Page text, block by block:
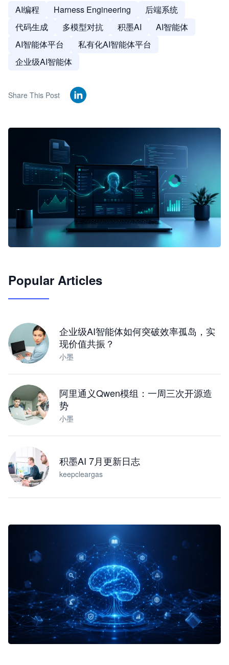
AI编程 Harness Engineering
后端系统
代码生成
多模型对抗 积墨AI
AI智能体
AI智能体平台
私有化AI智能体平台
企业级AI智能体
Share This Post
JimoClaw 桌面 AI Agent 工作台
Popular Articles
企业级AI智能体如何突破效率孤岛，实
现价值共振？
小墨
阿里通义Qwen模组：一周三次开源造
势
小墨
积墨AI 7月更新日志
keepcleargas